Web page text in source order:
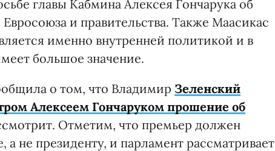
главы Кабмина Алексея Гончарука об
и правительства. Также Маасикас
именно внутренней политикой и в
большое значение.
о том, что Владимир Зеленский
Алексеем Гончаруком прошение об
Отметим, что премьер должен
а не президенту, и парламент рассматривает